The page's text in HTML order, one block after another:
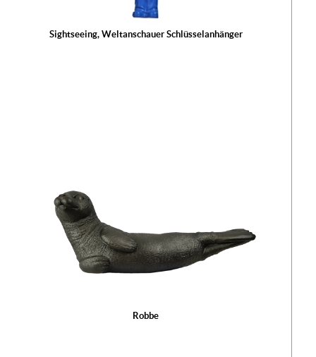
Sightseeing, Weltanschauer Schlüsselanhänger
Robbe